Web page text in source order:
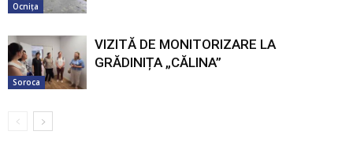
Ocnița
Soroca
VIZITĂ DE MONITORIZARE LA
GRĂDINIȚA „CĂLINA”